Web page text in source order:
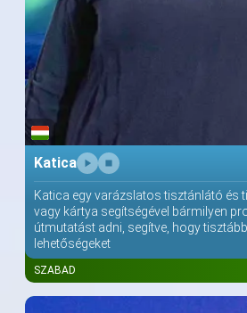
Katica
Katica egy varázslatos tisztánlátó és
vagy kártya segítségével bármilyen
útmutatást adni, segítve, hogy
lehetőségeket
SZABAD